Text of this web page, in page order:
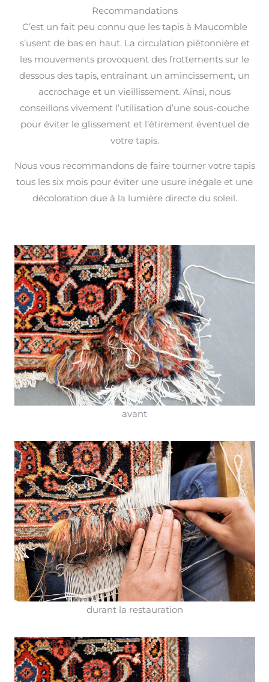
Recommandations
C’est un fait peu connu que les tapis à Maucomble
s’usent de bas en haut. La circulation piétonnière et
les mouvements provoquent des frottements sur le
dessous des tapis, entraînant un amincissement, un
accrochage et un vieillissement. Ainsi, nous
conseillons vivement l’utilisation d’une sous-couche
pour éviter le glissement et l’étirement éventuel de
votre tapis.
Nous vous recommandons de faire tourner votre tapis
tous les six mois pour éviter une usure inégale et une
décoloration due à la lumière directe du soleil.
avant
durant la restauration